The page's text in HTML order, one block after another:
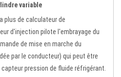
variable
plus de calculateur de
d'injection pilote l'embrayage du
de mise en marche du
par le conducteur) qui peut être
pression de fluide réfrigérant.